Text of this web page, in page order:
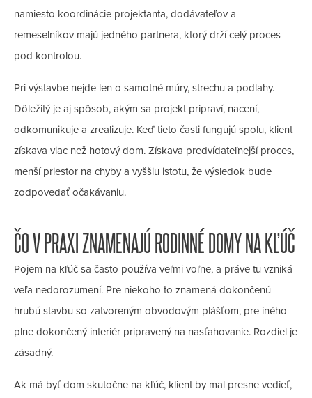
namiesto koordinácie projektanta, dodávateľov a
remeselníkov majú jedného partnera, ktorý drží celý proces
pod kontrolou.
Pri výstavbe nejde len o samotné múry, strechu a podlahy.
Dôležitý je aj spôsob, akým sa projekt pripraví, nacení,
odkomunikuje a zrealizuje. Keď tieto časti fungujú spolu, klient
získava viac než hotový dom. Získava predvídateľnejší proces,
menší priestor na chyby a vyššiu istotu, že výsledok bude
zodpovedať očakávaniu.
ČO V PRAXI ZNAMENAJÚ RODINNÉ DOMY NA KĽÚČ
Pojem na kľúč sa často používa veľmi voľne, a práve tu vzniká
veľa nedorozumení. Pre niekoho to znamená dokončenú
hrubú stavbu so zatvoreným obvodovým plášťom, pre iného
plne dokončený interiér pripravený na nasťahovanie. Rozdiel je
zásadný.
Ak má byť dom skutočne na kľúč, klient by mal presne vedieť,